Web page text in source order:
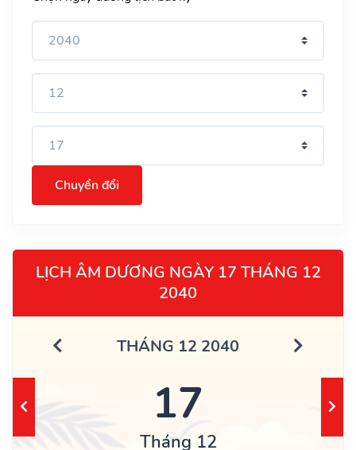
Chuyển đổi
LỊCH ÂM DƯƠNG NGÀY 17 THÁNG 12
2040
THÁNG 12 2040
17
Tháng 12